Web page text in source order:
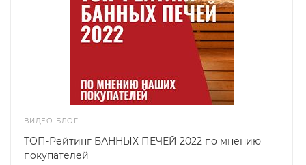
ВИДЕО БЛОГ
ТОП-Рейтинг БАННЫХ ПЕЧЕЙ 2022 по мнению
покупателей